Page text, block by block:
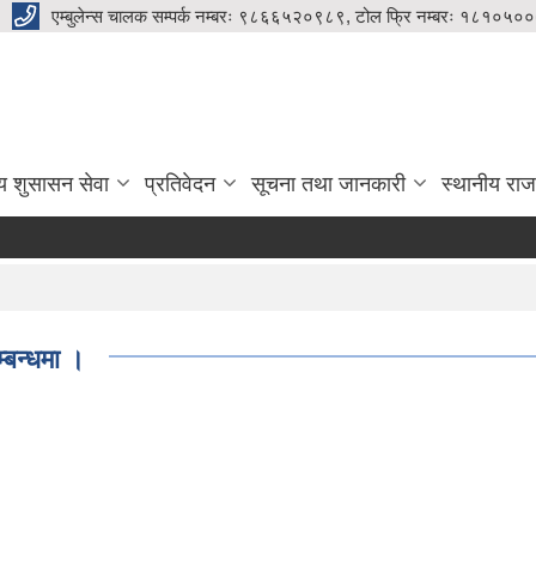
एम्बुलेन्स चालक सम्पर्क नम्बरः ९८६६५२०९८९, टोल फ्रि नम्बरः
शुसासन सेवा प्रतिवेदन सूचना तथा जानकारी स्थानीय
।